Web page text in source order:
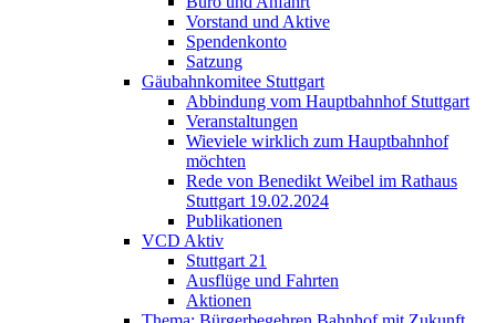
Vorstand und Aktive
Spendenkonto
Satzung
Gäubahnkomitee Stuttgart
Abbindung vom Hauptbahnhof Stuttgart
Veranstaltungen
Wieviele wirklich zum Hauptbahnhof
möchten
Rede von Benedikt Weibel im Rathaus
Stuttgart 19.02.2024
Publikationen
VCD Aktiv
Stuttgart 21
Ausflüge und Fahrten
Aktionen